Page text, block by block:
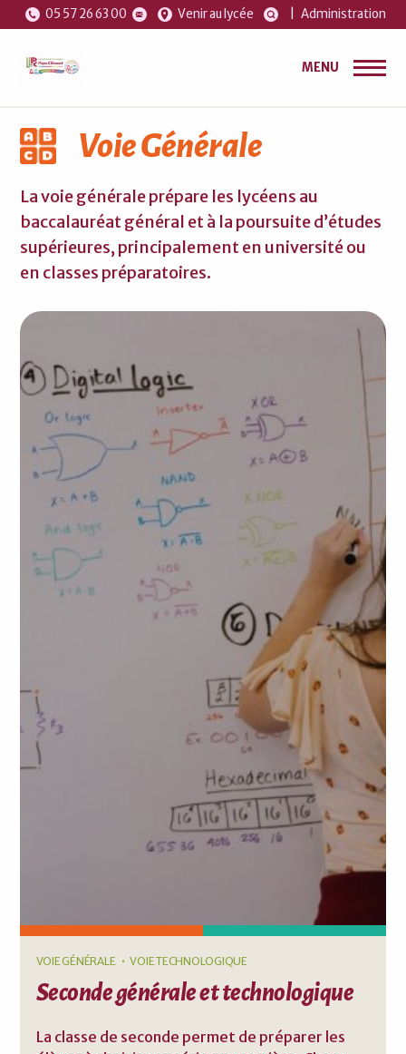
05 57 26 63 00 Venir au lycée |Administration
MENU
Voie Générale
La voie générale prépare les lycéens au
baccalauréat général et à la poursuite d’études
supérieures, principalement en université ou
en classes préparatoires.
VOIE GÉNÉRALE VOIE TECHNOLOGIQUE
Seconde générale et technologique
La classe de seconde permet de préparer les